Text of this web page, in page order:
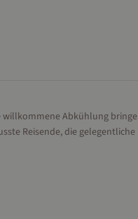
willkommene Abkühlung
Reisende, die gelegentliche